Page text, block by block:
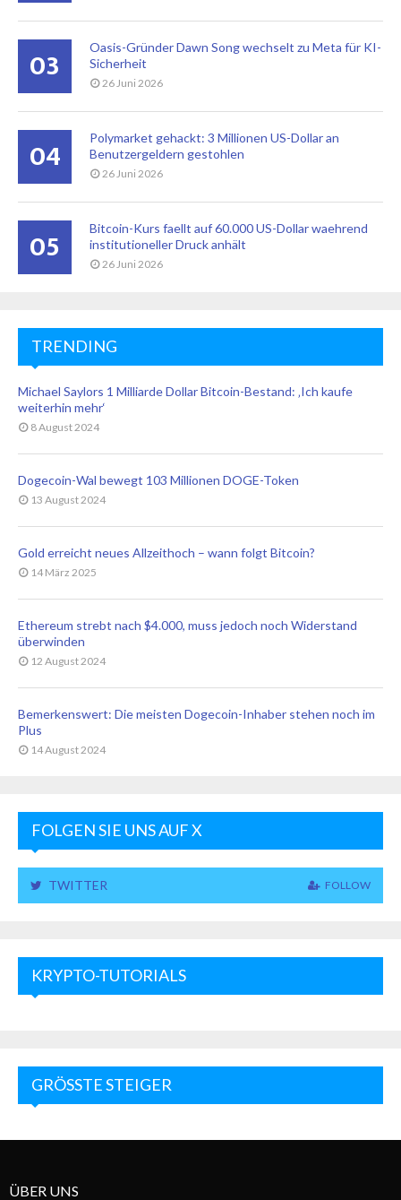
03
Oasis-Gründer Dawn Song wechselt zu Meta für KI-
Sicherheit
26 Juni 2026
04
Polymarket gehackt: 3 Millionen US-Dollar an
Benutzergeldern gestohlen
26 Juni 2026
05
Bitcoin-Kurs faellt auf 60.000 US-Dollar waehrend
institutioneller Druck anhält
26 Juni 2026
TRENDING
Michael Saylors 1 Milliarde Dollar Bitcoin-Bestand: ‚Ich kaufe
weiterhin mehr‘
8 August 2024
Dogecoin-Wal bewegt 103 Millionen DOGE-Token
13 August 2024
Gold erreicht neues Allzeithoch – wann folgt Bitcoin?
14 März 2025
Ethereum strebt nach $4.000, muss jedoch noch Widerstand
überwinden
12 August 2024
Bemerkenswert: Die meisten Dogecoin-Inhaber stehen noch im
Plus
14 August 2024
FOLGEN SIE UNS AUF X
TWITTER FOLLOW
KRYPTO-TUTORIALS
GRÖSSTE STEIGER
ÜBER UNS